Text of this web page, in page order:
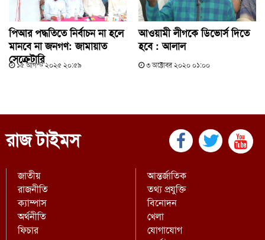
পিআর পদ্ধতিতে নির্বাচন না হলে
মানবে না জনগণ: জামায়াত
সেক্রেটারি
১৫ আগস্ট ২০২৫ ২০:৫৯
আওয়ামী লীগকে ডিভোর্স দিতে
হবে : আলাল
৩ অক্টোবর ২০২০ ০১:০০
রাজ টাইমস
জাতীয়
রাজনীতি
আন্তর্জাতিক
তথ্য প্রযুক্তি
ক্যাম্পাস
অর্থনীতি
বিনোদন
খেলা
ফিচার
যোগাযোগ